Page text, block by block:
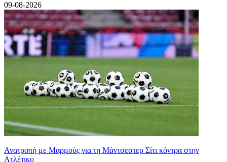
09-08-2026
Ανατροπή με Μαρμούς για τη Μάντσεστερ Σίτι κόντρα στην
Ατλέτικο